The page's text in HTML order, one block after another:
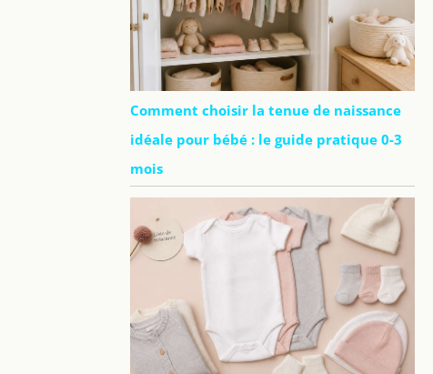
Comment choisir la tenue de naissance
idéale pour bébé : le guide pratique 0-3
mois